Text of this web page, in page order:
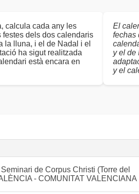
calcula cada any les
dels dos calendaris
la lluna, i el de Nadal i el
ha sigut realitzada
està encara en
El
fechas
y el de
y el
de Corpus Christi (Torre del
- COMUNITAT VALENCIANA